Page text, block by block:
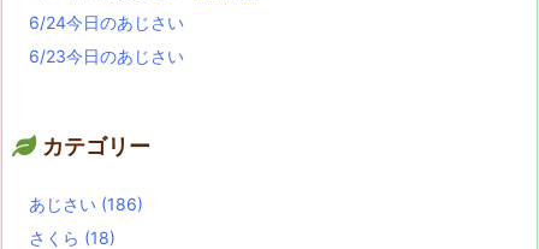
6/24今日のあじさい
6/23今日のあじさい
カテゴリー
あじさい (186)
さくら (18)